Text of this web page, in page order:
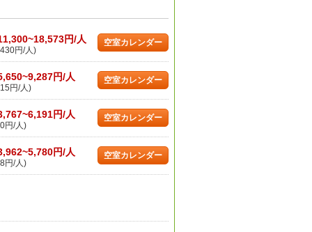
円/人
円/人)
空室カレンダー
円/人
円/人)
空室カレンダー
円/人
円/人)
空室カレンダー
円/人
円/人)
空室カレンダー